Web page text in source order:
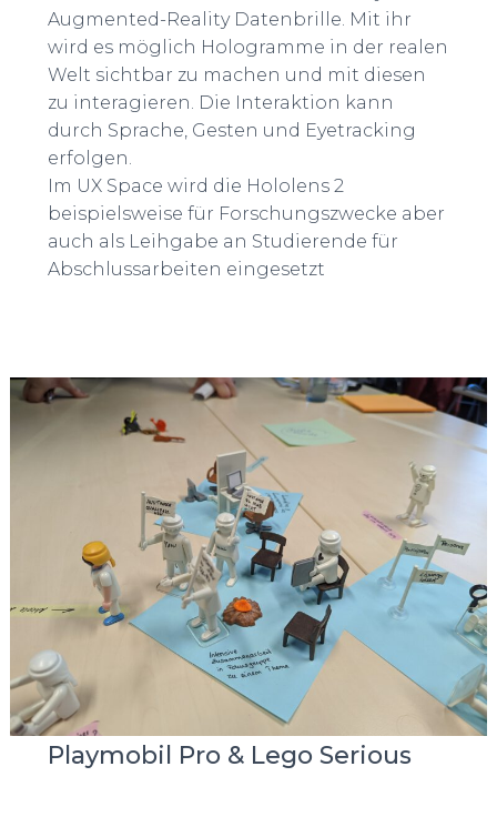
Augmented-Reality Datenbrille. Mit ihr
wird es möglich Hologramme in der realen
Welt sichtbar zu machen und mit diesen
zu interagieren. Die Interaktion kann
durch Sprache, Gesten und Eyetracking
erfolgen.
Im UX Space wird die Hololens 2
beispielsweise für Forschungszwecke aber
auch als Leihgabe an Studierende für
Abschlussarbeiten eingesetzt
Playmobil Pro & Lego Serious